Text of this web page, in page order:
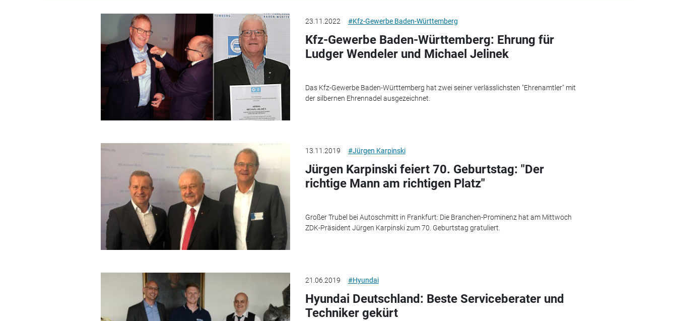
23.11.2022 #Kfz-Gewerbe Baden-Württemberg
Kfz-Gewerbe Baden-Württemberg: Ehrung für
Ludger Wendeler und Michael Jelinek
Das Kfz-Gewerbe Baden-Württemberg hat zwei seiner verlässlichsten "Ehrenamtler" mit
der silbernen Ehrennadel ausgezeichnet.
13.11.2019 #Jürgen Karpinski
Jürgen Karpinski feiert 70. Geburtstag: "Der
richtige Mann am richtigen Platz"
Großer Trubel bei Autoschmitt in Frankfurt: Die Branchen-Prominenz hat am Mittwoch
ZDK-Präsident Jürgen Karpinski zum 70. Geburtstag gratuliert.
21.06.2019 #Hyundai
Hyundai Deutschland: Beste Serviceberater und
Techniker gekürt